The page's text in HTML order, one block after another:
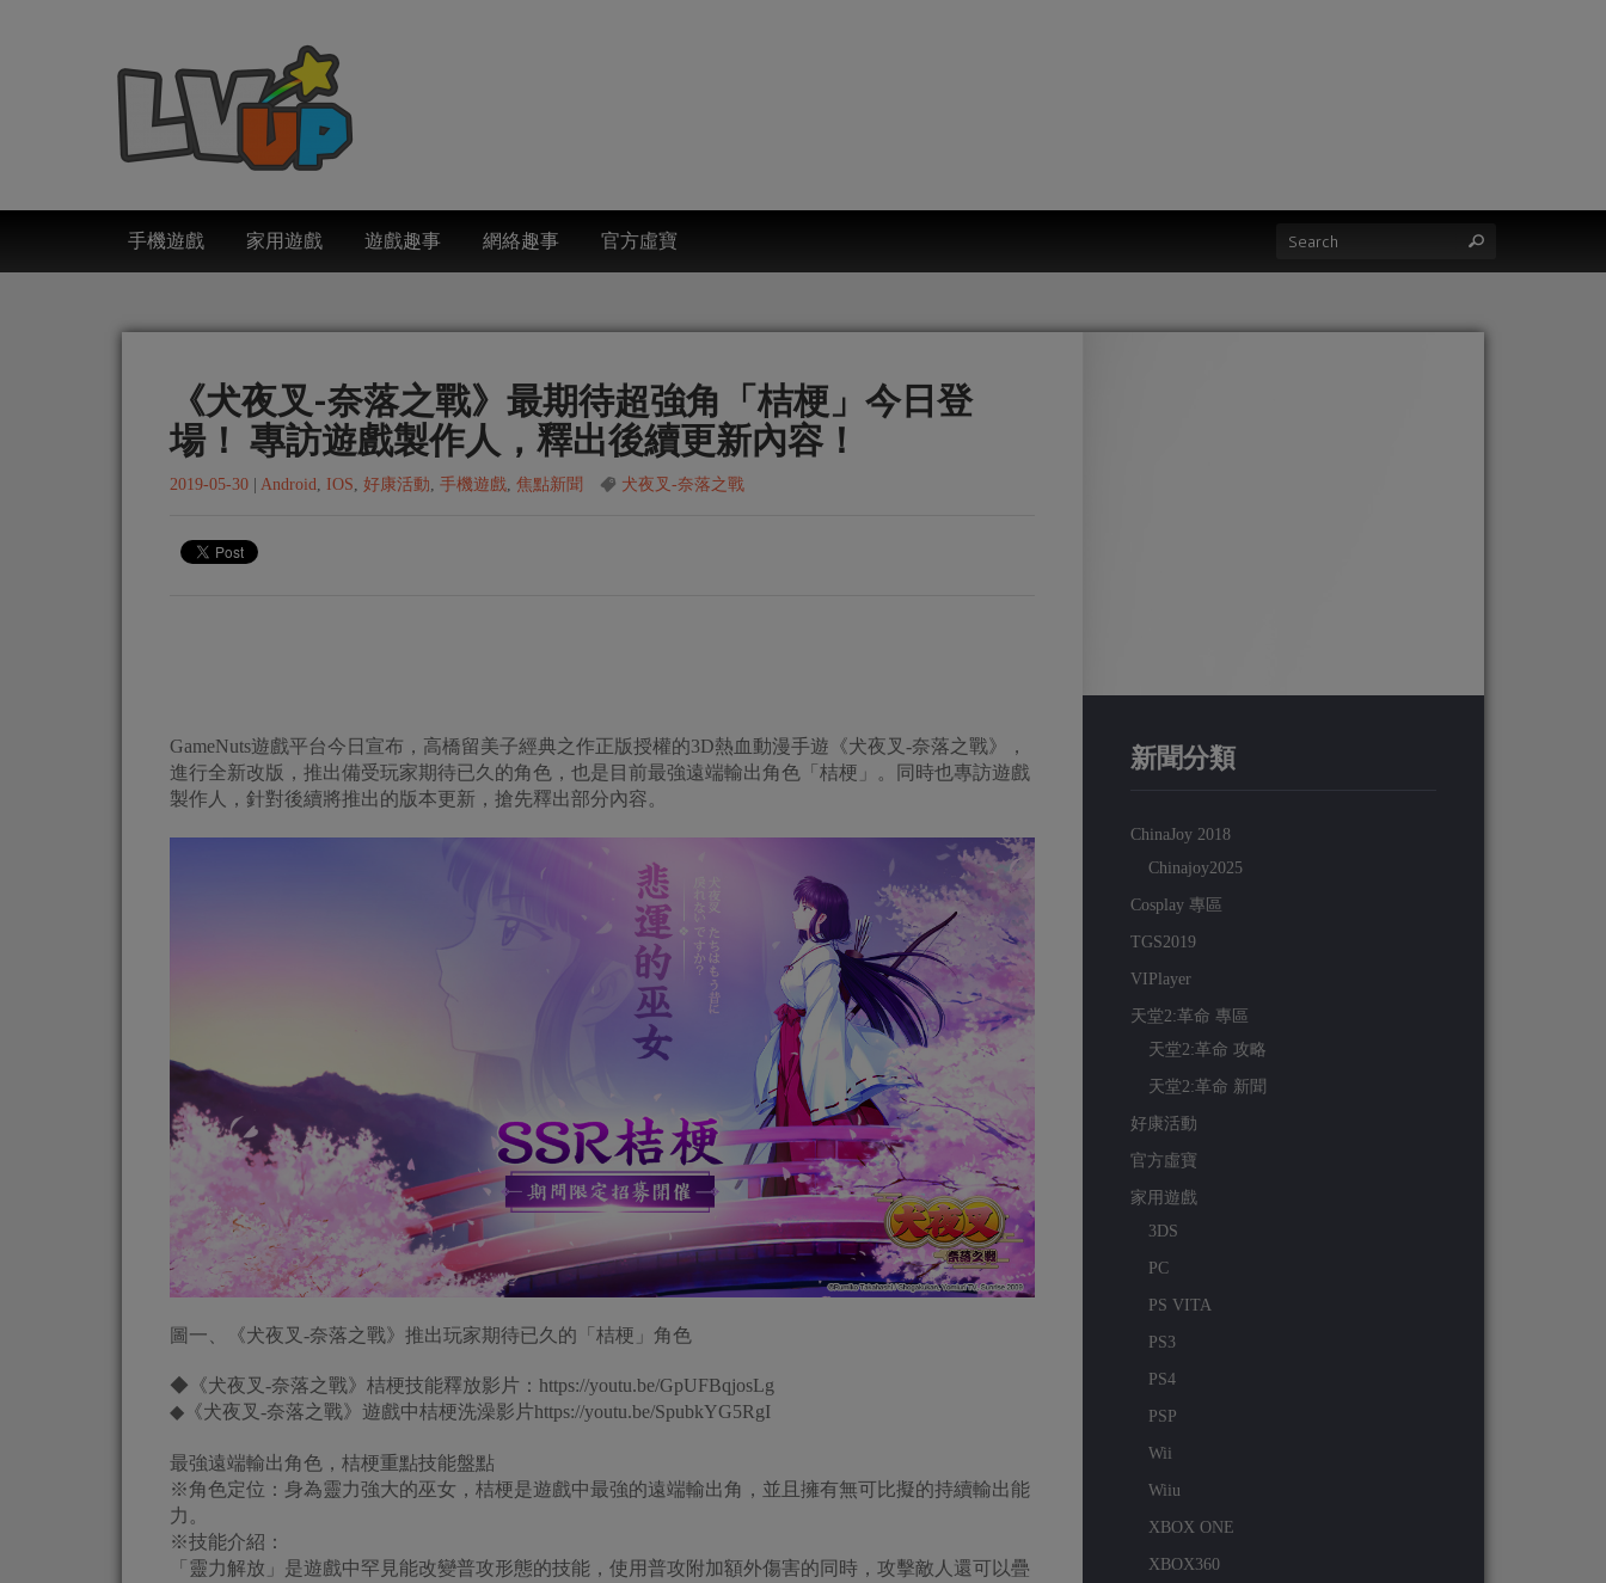
手機遊戲 家用遊戲 遊戲趣事 網絡趣事 官方虛寶
《犬夜叉-奈落之戰》最期待超強角「桔梗」今日登
場！ 專訪遊戲製作人，釋出後續更新內容！
2019-05-30 Android, IOS, 好康活動, 手機遊戲, 焦點新聞 犬夜叉-奈落之戰
GameNuts遊戲平台今日宣布，高橋留美子經典之作正版授權的3D熱血動漫手遊《犬夜叉-奈落之戰》，
進行全新改版，推出備受玩家期待已久的角色，也是目前最強遠端輸出角色「桔梗」。同時也專訪遊戲
製作人，針對後續將推出的版本更新，搶先釋出部分內容。
圖一、《犬夜叉-奈落之戰》推出玩家期待已久的「桔梗」角色
◆《犬夜叉-奈落之戰》桔梗技能釋放影片：https://youtu.be/GpUFBqjosLg
◆《犬夜叉-奈落之戰》遊戲中桔梗洗澡影片https://youtu.be/SpubkYG5RgI
最強遠端輸出角色，桔梗重點技能盤點
※角色定位：身為靈力強大的巫女，桔梗是遊戲中最強的遠端輸出角，並且擁有無可比擬的持續輸出能
力。
※技能介紹：
「靈力解放」是遊戲中罕見能改變普攻形態的技能，使用普攻附加額外傷害的同時，攻擊敵人還可以疊
新聞分類
ChinaJoy 2018
Chinajoy2025
Cosplay 專區
TGS2019
VIPlayer
天堂2:革命 專區
天堂2:革命 攻略
天堂2:革命 新聞
好康活動
官方虛寶
家用遊戲
3DS
PC
PS VITA
PS3
PS4
PSP
Wii
Wiiu
XBOX ONE
XBOX360